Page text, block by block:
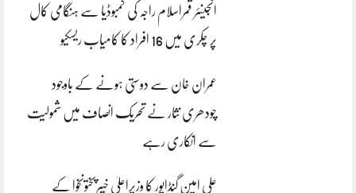
انجینئر قمراسلام راجہ کی کمبوڈیا سے ہنگامی کال
پر چکری میں 16 افراد کا کامیاب ریسکیو
عمران خان سے دوستی ہونے کے باوجود
چودھری نثار نے تحریک انصاف میں شمولیت
سے انکاری رہے
علی امین گنڈاپور کا وزیراعلیٰ خیبرپختونخوا کے